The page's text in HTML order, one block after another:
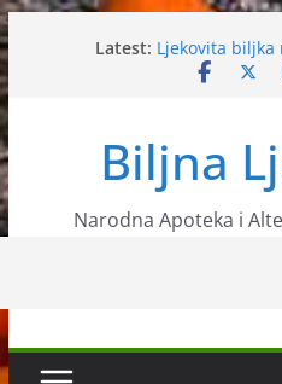
Skip
to
content
Latest: Ljekovita biljka
Sok – Infuzija
Slanutak
Biljna
Narodna Apoteka i